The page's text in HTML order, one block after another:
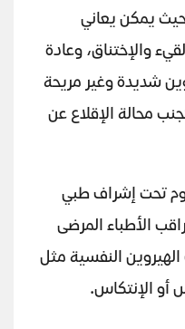
يمكن يعاني
والإختناق، وعادة
شديدة وغير مريحة
محالة الإقلاع عن
تحت إشراف طبي
الأطباء المرضى
النفسية مثل
أو الإنتكاس.